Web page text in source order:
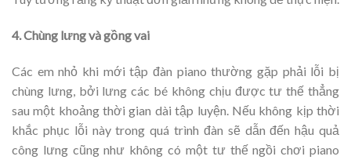
4. Chùng lưng và gồng vai
Các em nhỏ khi mới tập đàn piano thường gặp phải lỗi bị
chùng lưng, bởi lưng các bé không chịu được tư thế thẳng
sau một khoảng thời gian dài tập luyện. Nếu không kịp thời
khắc phục lỗi này trong quá trình đàn sẽ dẫn đến hậu quả
công lưng cũng như không có một tư thế ngồi chơi piano